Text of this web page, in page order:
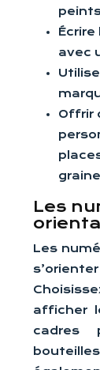
avec
Offrir
Les
Les
afficher
cadres